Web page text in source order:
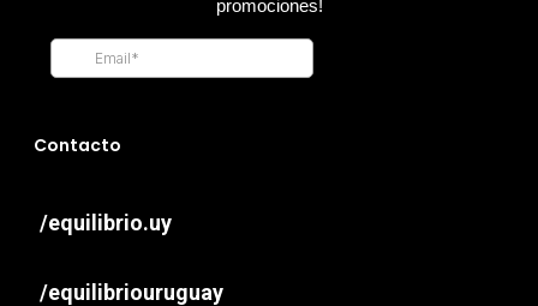
Contacto
/equilibrio.uy
/equilibriouruguay